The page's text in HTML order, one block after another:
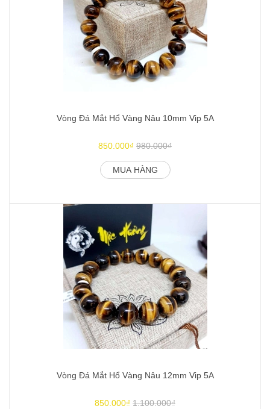
Vòng Đá Mắt Hổ Vàng Nâu 10mm Vip 5A
850.000₫ 980.000₫
MUA HÀNG
Vòng Đá Mắt Hổ Vàng Nâu 12mm Vip 5A
850.000₫ 1.100.000₫